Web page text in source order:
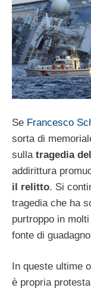
Se Francesco
sorta di
sulla tragedia
addirittura
il relitto. Si
tragedia che ha
purtroppo in
fonte di
In queste ultime
è propria